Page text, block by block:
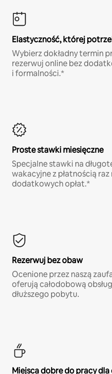
Elastyczność, której
Wybierz dokładny termin
rezerwuj online bez
i formalności.*
Proste stawki miesięczne
Specjalne stawki na
wakacyjne z płatnością raz
dodatkowych opłat.*
Rezerwuj bez obaw
Ocenione przez naszą
oferują całodobową
dłuższego pobytu.
Miejsca dobre do pracy